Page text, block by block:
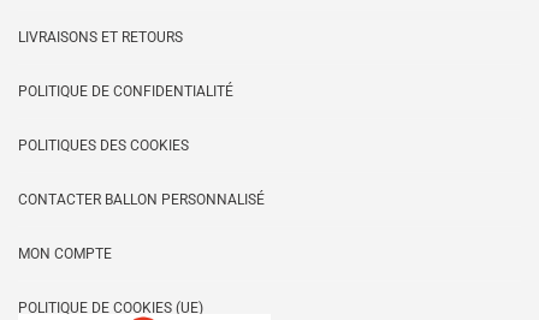
LIVRAISONS ET RETOURS
POLITIQUE DE CONFIDENTIALITÉ
POLITIQUES DES COOKIES
CONTACTER BALLON PERSONNALISÉ
MON COMPTE
POLITIQUE DE COOKIES (UE)